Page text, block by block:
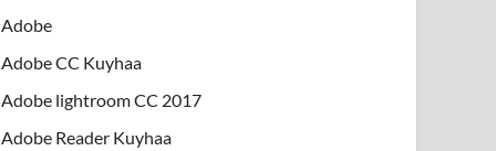
Adobe
Adobe CC Kuyhaa
Adobe lightroom CC 2017
Adobe Reader Kuyhaa